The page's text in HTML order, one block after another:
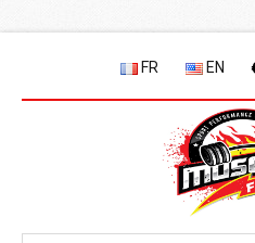
FR EN